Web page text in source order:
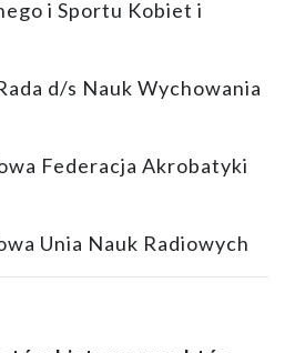
i Sportu Kobiet i
d/s Nauk Wychowania
Federacja Akrobatyki
Unia Nauk Radiowych